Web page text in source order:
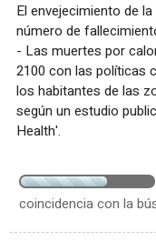
El envejecimiento de
número de
- Las muertes por
2100 con las políticas
los habitantes de las
según un estudio
Health'.
coincidencia con la